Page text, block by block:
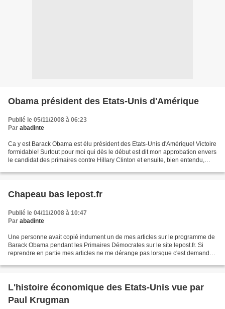
Obama président des Etats-Unis d'Amérique
Publié le 05/11/2008 à 06:23
Par abadinte
Ca y est Barack Obama est élu président des Etats-Unis d'Amérique! Victoire
formidable! Surtout pour moi qui dès le début est dit mon approbation envers
le candidat des primaires contre Hillary Clinton et ensuite, bien entendu,
Chapeau bas lepost.fr
Publié le 04/11/2008 à 10:47
Par abadinte
Une personne avait copié indument un de mes articles sur le programme de
Barack Obama pendant les Primaires Démocrates sur le site lepost.fr. Si
reprendre en partie mes articles ne me dérange pas lorsque c'est demandé
L'histoire économique des Etats-Unis vue par
Paul Krugman